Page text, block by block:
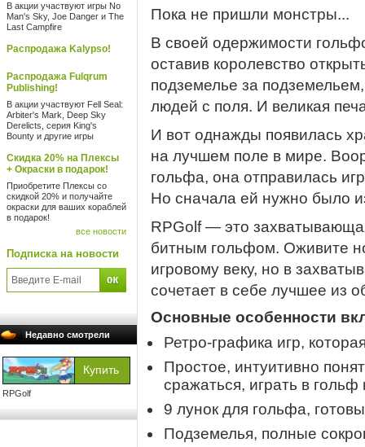
В акции участвуют игры No
Man's Sky, Joe Danger и The
Last Campfire
Распродажа Kalypso!
Распродажа Fulqrum
Publishing!
В акции участвуют Fell Seal:
Arbiter's Mark, Deep Sky
Derelicts, серия King's
Bounty и другие игры
Скидка 20% на Плексы
+ Окраски в подарок!
Приобретите Плексы со
скидкой 20% и получайте
окраски для ваших кораблей
в подарок!
все новости
Подписка на новости
Недавно смотрели
RPGolf
Пока не пришли монстры...
В своей одержимости
оставив королевство
подземелье за
людей с поля. И великая
И вот однажды появилась
на лучшем поле в мире.
гольфа, она отправилась
Но сначала ей нужно было
RPGolf — это
битным гольфом. Оживите
игровому веку, но в
сочетает в себе лучшее из
Основные особенности
Ретро-графика игр,
Простое, интуитивно
сражаться, играть в
9 лунок для гольфа,
Подземелья, полные